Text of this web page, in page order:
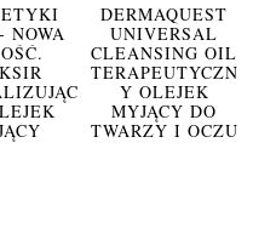
NOWA
DERMAQUEST
UNIVERSAL
CLEANSING OIL
TERAPEUTYCZN
Y OLEJEK
MYJĄCY DO
TWARZY I OCZU